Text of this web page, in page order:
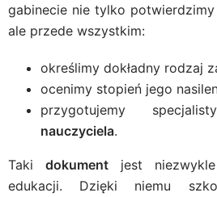
gabinecie nie tylko
ale przede wszystkim:
określimy dokładny rodzaj
ocenimy stopień jego
przygotujemy
nauczyciela.
Taki dokument jest
edukacji. Dzięki niemu